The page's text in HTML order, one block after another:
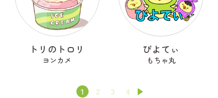
トリのトロリ
ヨンカメ
ぴよてぃ
もちゃ丸
1 2 3 4